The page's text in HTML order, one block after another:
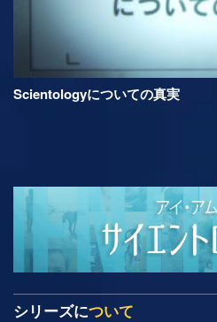
Scientologyについての真実
シリーズについて